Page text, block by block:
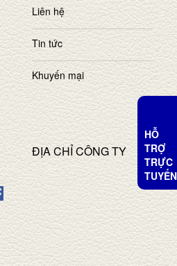
Liên hệ
Tin tức
Khuyến mại
ĐỊA CHỈ CÔNG TY
HỖ
TRỢ
TRỰC
TUYẾN